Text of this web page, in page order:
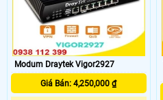
khi lắp đặt
Modum Draytek Vigor2927
Giá Bán: 4,250,000 ₫